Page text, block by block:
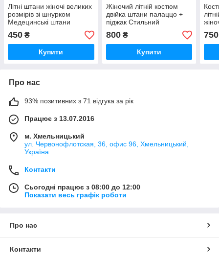
Літні штани жіночі великих
розмірів зі шнурком
Медецинські штани
джогери на гумці бежеві
450 ₴
Купити
Жіночий літній костюм
двійка штани палаццо +
піджак Стильний
молодіжний костюм на
літо з котону VS 1252
800₴
Купити
літо
750
Про нас
93% позитивних з 71 відгука за рік
Працює з 13.07.2016
м. Хмельницький
ул. Червонофлотская, 36, офис 96, Хмельницький,
Україна
Контакти
Сьогодні працює з 08:00 до 12:00
Показати весь графік роботи
Про нас
Контакти